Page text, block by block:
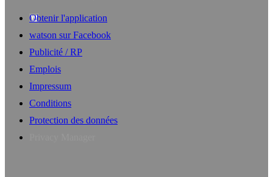
Obtenir l'application
watson sur Facebook
Publicité / RP
Emplois
Impressum
Conditions
Protection des données